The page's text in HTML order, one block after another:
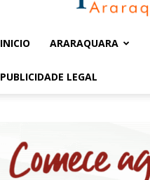
INICIO ARARAQUARA
PUBLICIDADE LEGAL